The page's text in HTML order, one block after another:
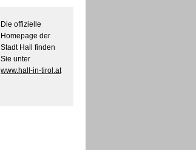
Die offizielle
Homepage der
Stadt Hall finden
Sie unter
www.hall-in-tirol.at